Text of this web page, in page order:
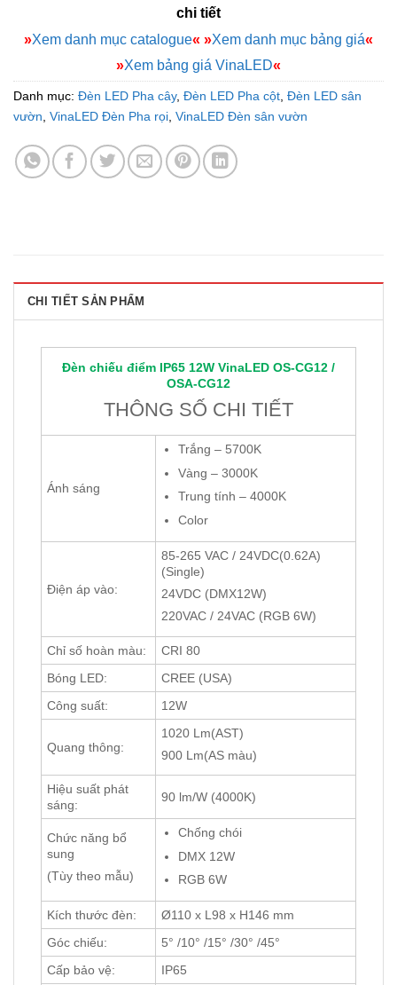
chi tiết
»Xem danh mục catalogue« »Xem danh mục bảng giá«
»Xem bảng giá VinaLED«
Danh mục: Đèn LED Pha cây, Đèn LED Pha cột Đèn LED sân
vườn VinaLED Đèn Pha rọi VinaLED Đèn sân vườn
CHI TIẾT SẢN PHẨM
Đèn chiếu điểm IP65 12W VinaLED OS-CG12 /
OSA-CG12
THÔNG SỐ CHI TIẾT
Ánh sáng
Trắng – 5700K
Vàng – 3000K
Trung tính – 4000K
Color
Điện áp vào:
85-265 VAC / 24VDC(0.62A)
(Single)
24VDC (DMX12W)
220VAC / 24VAC (RGB 6W)
Chỉ số hoàn màu:
CRI 80
Bóng LED:
CREE (USA)
Công suất:
12W
Quang thông:
1020 Lm(AST)
900 Lm(AS màu)
Hiệu suất phát
sáng:
90 lm/W (4000K)
Chức năng bổ
sung
(Tùy theo mẫu)
Chống chói
DMX 12W
RGB 6W
Kích thước đèn:
Ø110 x L98 x H146 mm
Góc chiếu:
5° /10° /15° /30° /45°
Cấp bảo vệ:
IP65